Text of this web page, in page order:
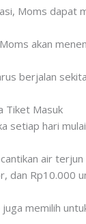
Moms dapat
akan
berjalan
Tiket Masuk
setiap hari
air
dan Rp10.000
memilih